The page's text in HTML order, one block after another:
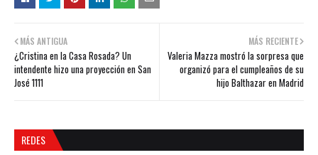
MÁS RECIENTE
Valeria Mazza mostró la sorpresa que
organizó para el cumpleaños de su
hijo Balthazar en Madrid
MÁS ANTIGUA
¿Cristina en la Casa Rosada? Un
intendente hizo una proyección en San
José 1111
REDES